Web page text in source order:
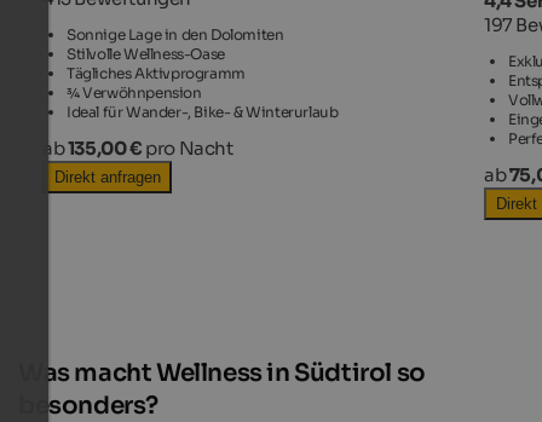
Sonnige Lage in den Dolomiten
Stilvolle Wellness-Oase
Tägliches Aktivprogramm
¾ Verwöhnpension
Ideal für Wander-, Bike- & Winterurlaub
ab135,00 € pro Nacht
Direkt anfragen
197
ab
Direkt
Was macht Wellness in Südtirol so
besonders?